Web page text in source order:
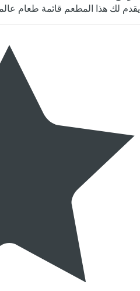
يقدم لك هذا المطعم قائمة طعام